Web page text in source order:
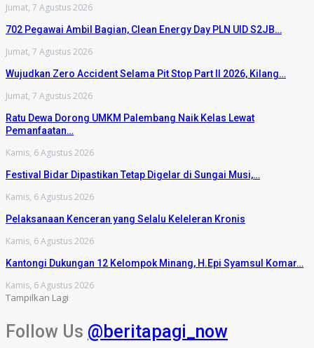
Jumat, 7 Agustus 2026
702 Pegawai Ambil Bagian, Clean Energy Day PLN UID S2JB…
Jumat, 7 Agustus 2026
Wujudkan Zero Accident Selama Pit Stop Part II 2026, Kilang…
Jumat, 7 Agustus 2026
Ratu Dewa Dorong UMKM Palembang Naik Kelas Lewat
Pemanfaatan…
Kamis, 6 Agustus 2026
Festival Bidar Dipastikan Tetap Digelar di Sungai Musi,…
Kamis, 6 Agustus 2026
Pelaksanaan Kenceran yang Selalu Keleleran Kronis
Kamis, 6 Agustus 2026
Kantongi Dukungan 12 Kelompok Minang, H.Epi Syamsul Komar…
Kamis, 6 Agustus 2026
Tampilkan Lagi
Follow Us @beritapagi_now